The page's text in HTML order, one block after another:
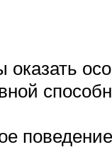
поведение